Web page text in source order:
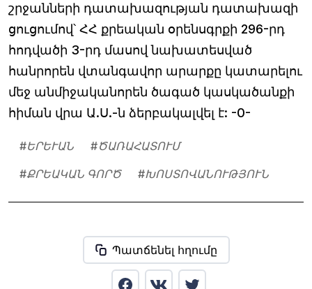
շրջանների դատախազության դատախազի
ցուցումով՝ ՀՀ քրեական օրենսգրքի 296-րդ
հոդվածի 3-րդ մասով նախատեսված
հանրորեն վտանգավոր արարքը կատարելու
մեջ անմիջականորեն ծագած կասկածանքի
հիման վրա Ա.Ս.-ն ձերբակալվել է: -0-
#ԵՐԵՒԱՆ #ԾԱՌԱՀԱՏՈՒՄ
#ՔՐԵԱԿԱՆ ԳՈՐԾ #ԽՈՍՏՈՎԱՆՈՒԹՅՈՒՆ
Պատճենել հղումը